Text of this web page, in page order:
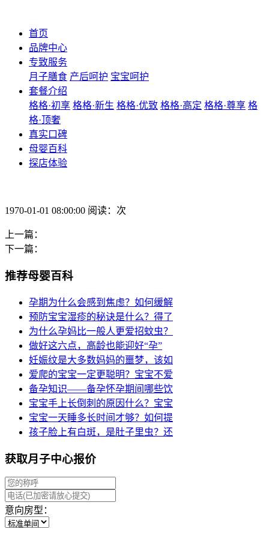
首页
品牌中心
专致服务
月子膳食 产后呵护 宝宝呵护
套餐介绍
格格·初享 格格·新生 格格·优致 格格·高定 格格·尊享 格
格·顶奢
真实口碑
母婴百科
探店体验
1970-01-01 08:00:00 阅读：次
上一篇：
下一篇：
推荐母婴百科
孕期为什么会感到焦虑？如何缓解
预防宝宝湿疹的秘诀是什么？得了
为什么孕妈比一般人更爱招蚊虫？
做好这六点，高龄也能迎好“孕”
妊娠纹是大多数妈妈的噩梦，该如
爱爬的宝宝一定更聪明？宝宝不爱
备孕知识——备孕怀孕期间哪些饮
宝宝手上长倒刺的原因什么？宝宝
宝宝一天睡多长时间才够？如何提
孩子脸上有白斑，是肚子里虫？还
获取月子中心报价
意向房型：